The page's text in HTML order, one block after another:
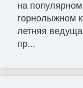
на
горнолыжном
летняя
пр...